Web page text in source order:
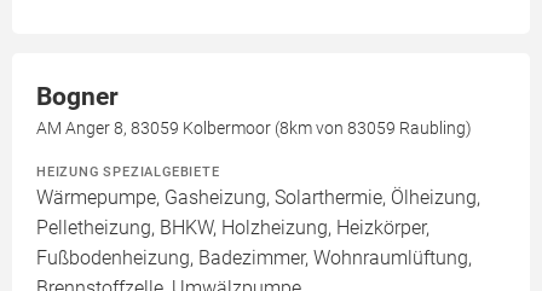
Bogner
AM Anger 8, 83059 Kolbermoor (8km von 83059 Raubling)
HEIZUNG SPEZIALGEBIETE
Wärmepumpe, Gasheizung, Solarthermie, Ölheizung,
Pelletheizung, BHKW, Holzheizung, Heizkörper,
Fußbodenheizung, Badezimmer, Wohnraumlüftung,